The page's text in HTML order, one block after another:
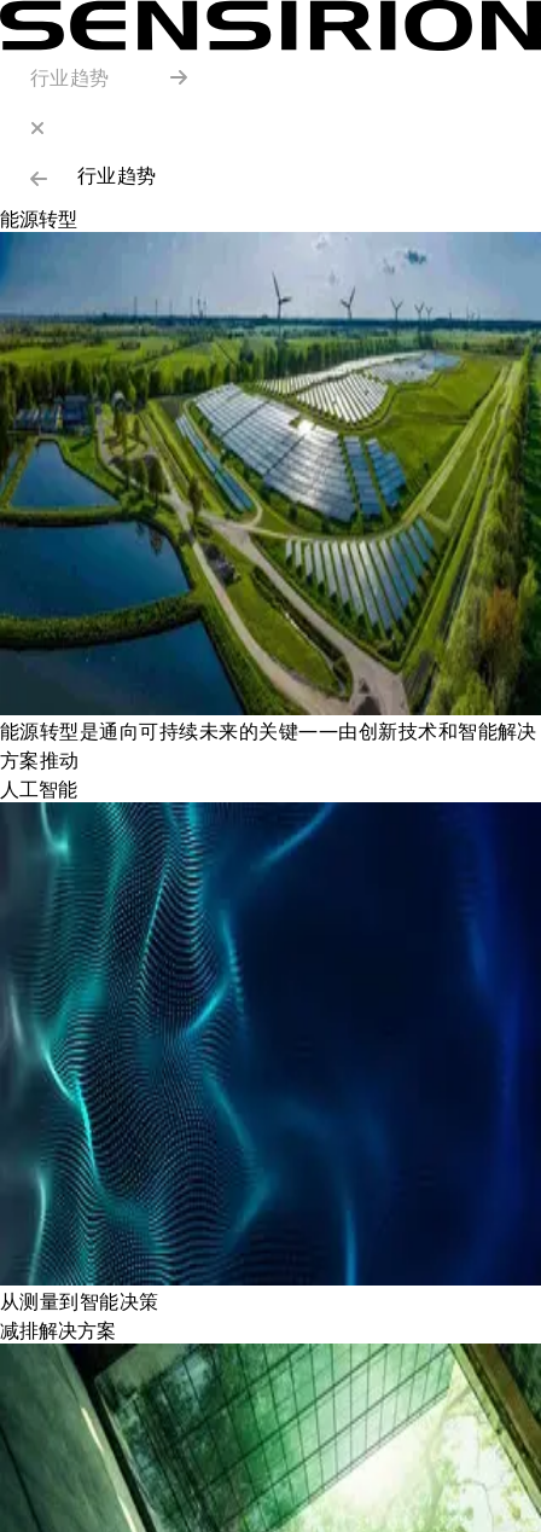
行业趋势
行业趋势
能源转型
能源转型是通向可持续未来的关键——由创新技术和智能解决
方案推动
人工智能
从测量到智能决策
减排解决方案